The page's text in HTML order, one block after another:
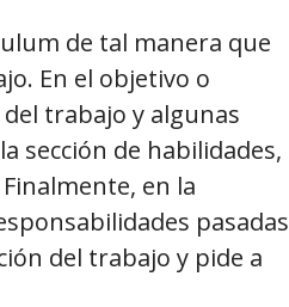
de tal manera que
En el objetivo o
trabajo y algunas
sección de habilidades,
en la
pasadas
del trabajo y pide a